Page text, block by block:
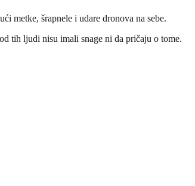
metke, šrapnele i udare dronova na sebe.
tih ljudi nisu imali snage ni da pričaju o tome.